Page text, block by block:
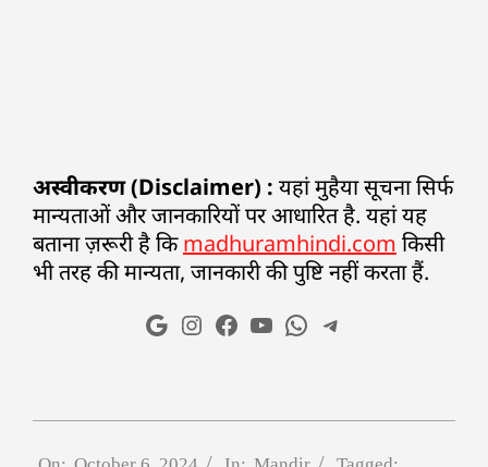
अस्वीकरण (Disclaimer) : यहां मुहैया सूचना सिर्फ
मान्यताओं और जानकारियों पर आधारित है. यहां यह
बताना ज़रूरी है किmadhuramhindi.com किसी
भी तरह की मान्यता, जानकारी की पुष्टि नहीं करता हैं.